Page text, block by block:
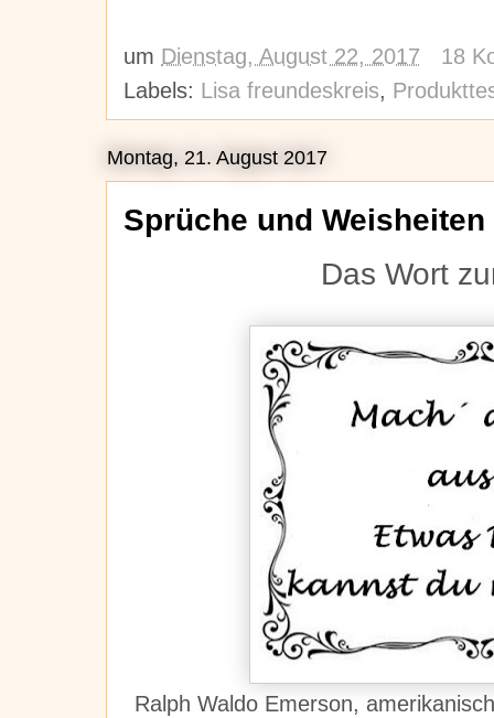
um Dienstag, August 22, 2017
18
Labels: Lisa freundeskreis,
Montag, 21. August 2017
Sprüche und Weisheiten
Das Wort
Ralph Waldo Emerson,